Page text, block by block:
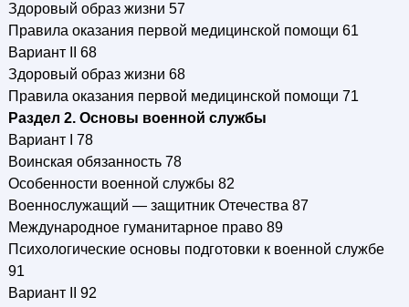
Здоровый образ жизни 57
Правила оказания первой медицинской помощи 61
Вариант II 68
Здоровый образ жизни 68
Правила оказания первой медицинской помощи 71
Раздел 2. Основы военной службы
Вариант I 78
Воинская обязанность 78
Особенности военной службы 82
Военнослужащий — защитник Отечества 87
Международное гуманитарное право 89
Психологические основы подготовки к военной службе
91
Вариант II 92